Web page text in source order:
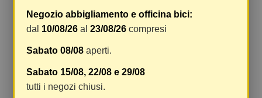
spedizione. Vi consigliamo di raggruppare i
vostri articoli in un unico ordine. Non ci è
possibile raggruppare due ordini distinti
spedizione saranno addebitate per ognuno di
essi. Il vostro pacco sarà inviato a vostro rischio,
Negozio abbigliamento e officina bici:
dal 10/08/26 al23/08/26 compresi
Sabato 08/08 aperti.
Sabato 15/08, 22/08 e 29/08
tutti i negozi chiusi.